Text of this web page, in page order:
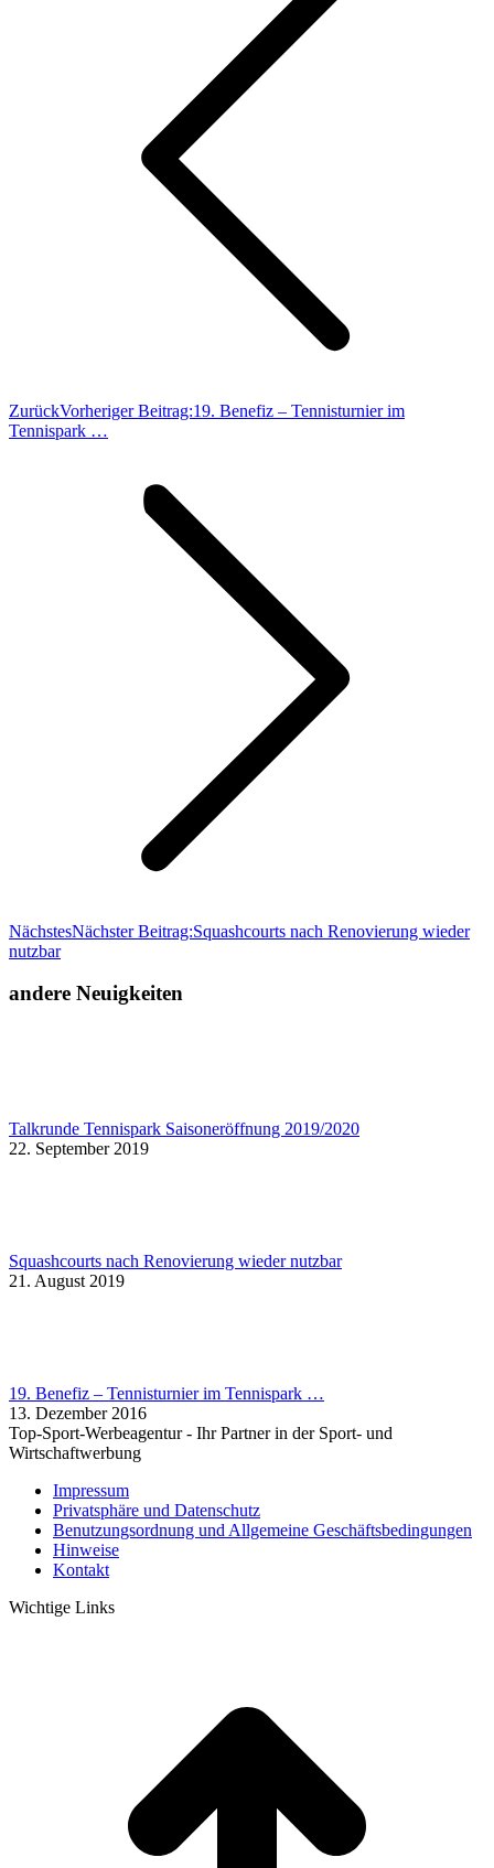
ZurückVorheriger Beitrag:19. Benefiz – Tennisturnier im
Tennispark …
NächstesNächster Beitrag:Squashcourts nach Renovierung wieder
nutzbar
andere Neuigkeiten
Talkrunde Tennispark Saisoneröffnung 2019/2020
22. September 2019
Squashcourts nach Renovierung wieder nutzbar
21. August 2019
19. Benefiz – Tennisturnier im Tennispark …
13. Dezember 2016
Top-Sport-Werbeagentur - Ihr Partner in der Sport- und
Wirtschaftwerbung
Impressum
Privatsphäre und Datenschutz
Benutzungsordnung und Allgemeine Geschäftsbedingungen
Hinweise
Kontakt
Wichtige Links